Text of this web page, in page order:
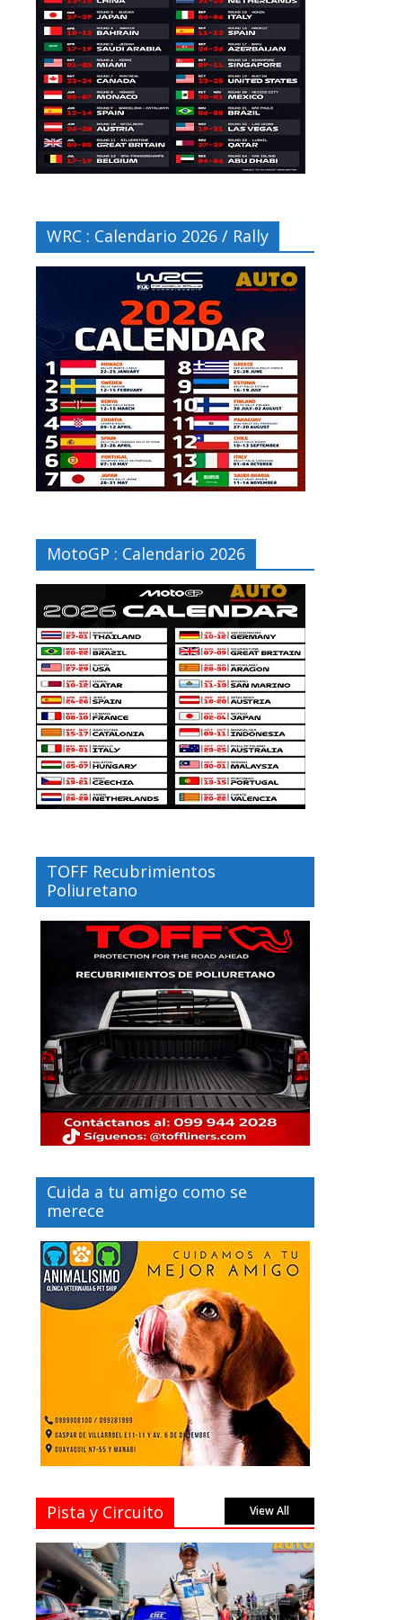
WRC : Calendario 2026 / Rally
MotoGP : Calendario 2026
TOFF Recubrimientos
Poliuretano
Cuida a tu amigo como se
merece
Pista y Circuito View All